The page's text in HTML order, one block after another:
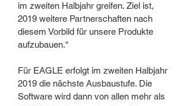
im zweiten Halbjahr greifen. Ziel ist,
2019 weitere Partnerschaften nach
diesem Vorbild für unsere Produkte
aufzubauen.“
Für EAGLE erfolgt im zweiten Halbjahr
2019 die nächste Ausbaustufe. Die
Software wird dann von allen mehr als